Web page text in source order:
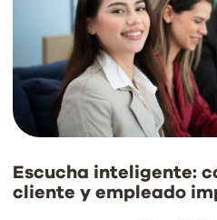
Escucha inteligente:
cliente y empleado